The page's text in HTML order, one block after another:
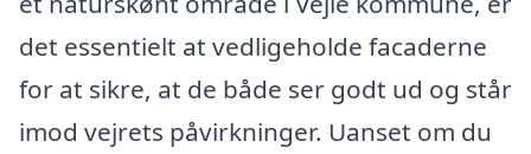
det essentielt at vedligeholde facaderne
for at sikre, at de både ser godt ud og står
imod vejrets påvirkninger. Uanset om du